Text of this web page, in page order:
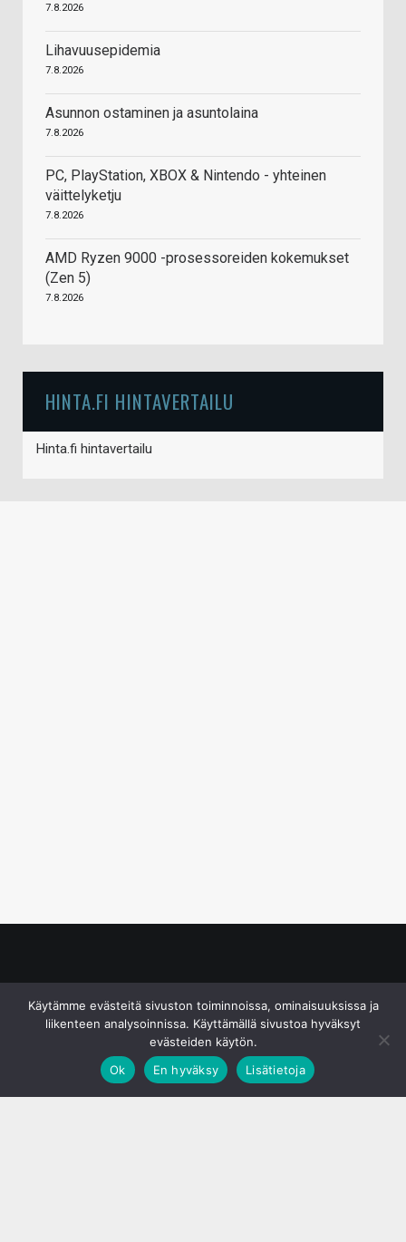
7.8.2026
Lihavuusepidemia
7.8.2026
Asunnon ostaminen ja asuntolaina
7.8.2026
PC, PlayStation, XBOX & Nintendo - yhteinen
väittelyketju
7.8.2026
AMD Ryzen 9000 -prosessoreiden kokemukset
(Zen 5)
7.8.2026
HINTA.FI HINTAVERTAILU
Hinta.fi hintavertailu
Käytämme evästeitä sivuston toiminnoissa, ominaisuuksissa ja
liikenteen analysoinnissa. Käyttämällä sivustoa hyväksyt
evästeiden käytön.
Ok
En hyväksy Lisätietoja